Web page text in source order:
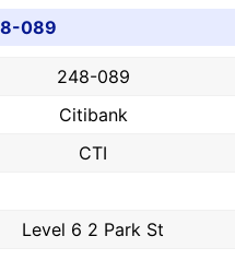
089
248-089
Citibank
CTI
Level 6 2 Park St